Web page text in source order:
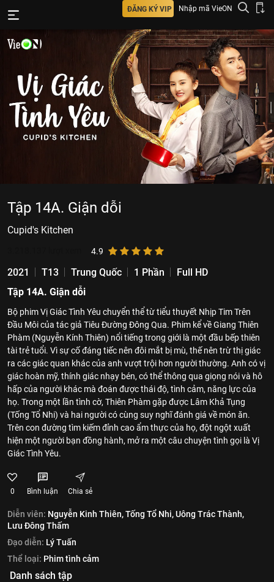
ĐĂNG KÝ VIP Nhập mã VieON
Tập 14A. Giận dỗi
Cupid's Kitchen
4.9
2021 T13 Trung Quốc 1 Phần
Full HD
Tập 14A. Giận dỗi
Bộ phim Vị Giác Tình Yêu chuyển thể từ tiểu thuyết Nhịp Tim Trên
Đầu Môi của tác giả Tiêu Đường Đông Qua. Phim kể về Giang Thiên
Phàm (Nguyễn Kính Thiên) nổi tiếng trong giới là một đầu bếp thiên
tài trẻ tuổi. Vì sự cố đáng tiếc nên đôi mắt bị mù, thế nên trừ thị giác
ra các giác quan khác của anh vượt trội hơn người thường. Anh có vị
giác hoàn mỹ, thính giác nhạy bén, có thể thông qua giọng nói và hô
hấp của người khác mà đoán được thái độ, tình cảm, năng lực của
họ. Trong một lần tình cờ, Thiên Phàm gặp được Lâm Khả Tụng
(Tống Tổ Nhi) và hai người có cùng suy nghĩ đánh giá về món ăn.
Trên con đường tìm kiếm đỉnh cao ẩm thực của họ, đột ngột xuất
hiện một người bạn đồng hành, mở ra một câu chuyện tình gọi là Vị
Giác Tình Yêu.
0 Bình luận Chia sẻ
Diễn viên: Nguyễn Kinh Thiên,Tống Tổ Nhi,Uông Trác Thành,
Lưu Đông Thấm
Đạo diễn: Lý Tuấn
Thể loại: Phim tình cảm
Danh sách tập